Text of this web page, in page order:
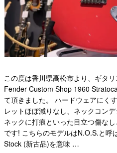
この度は香川県高松市より、ギタリ
Fender Custom Shop 1960
て頂きました。 ハードウェアにく
レットほぼ減りなし、ネックコン
ネックに打痕といった目立つ傷な
です! こちらのモデルはN.O.S.と呼
Stock (新古品)を意味 …